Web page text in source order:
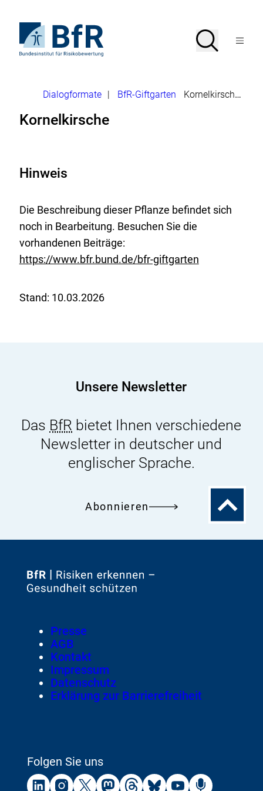
Seiteninhalt
springenStartseite
von
Suche
SucheMenü
Brotkrumennavigation
Dialogformate BfR-Giftgarten Kornelkirsche
Kornelkirsche
Hinweis
Die Beschreibung dieser Pflanze befindet sich
noch in Bearbeitung. Besuchen Sie die
vorhandenen Beiträge:
E
t
n
https://www.bfr.bund.de/bfr-giftgarten
Stand: 10.03.2026
Unsere Newsletter
Das BfR bietet Ihnen verschiedene
Newsletter in deutscher und
englischer Sprache.
Abonnieren
Zum
Zur
Footer
Meta-
Navigation
Presse
AGB
Kontakt
Impressum
Datenschutz
Erklärung zur Barrierefreiheit
Folgen Sie uns
ExternerExternerExternerExternerExternerExternerExternerExterner